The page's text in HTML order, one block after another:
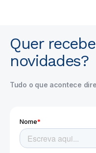
Quer
novidades?
Tudo o que acontece